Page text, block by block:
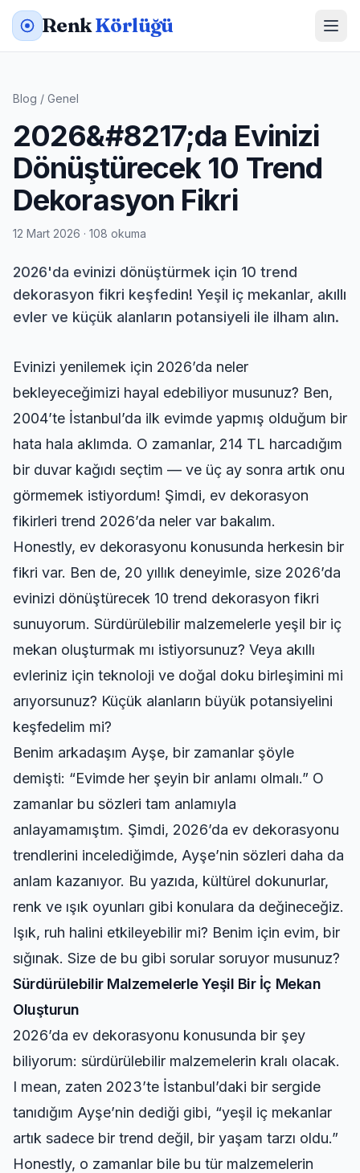
RenkKörlüğü
Blog / Genel
2026&#8217;da Evinizi
Dönüştürecek 10 Trend
Dekorasyon Fikri
12 Mart 2026 · 108 okuma
2026'da evinizi dönüştürmek için 10 trend
dekorasyon fikri keşfedin! Yeşil iç mekanlar, akıllı
evler ve küçük alanların potansiyeli ile ilham alın.
Evinizi yenilemek için 2026’da neler
bekleyeceğimizi hayal edebiliyor musunuz? Ben,
2004’te İstanbul’da ilk evimde yapmış olduğum bir
hata hala aklımda. O zamanlar, 214 TL harcadığım
bir duvar kağıdı seçtim — ve üç ay sonra artık onu
görmemek istiyordum! Şimdi, ev dekorasyon
fikirleri trend 2026’da neler var bakalım.
Honestly, ev dekorasyonu konusunda herkesin bir
fikri var. Ben de, 20 yıllık deneyimle, size 2026’da
evinizi dönüştürecek 10 trend dekorasyon fikri
sunuyorum. Sürdürülebilir malzemelerle yeşil bir iç
mekan oluşturmak mı istiyorsunuz? Veya akıllı
evleriniz için teknoloji ve doğal doku birleşimini mi
arıyorsunuz? Küçük alanların büyük potansiyelini
keşfedelim mi?
Benim arkadaşım Ayşe, bir zamanlar şöyle
demişti: “Evimde her şeyin bir anlamı olmalı.” O
zamanlar bu sözleri tam anlamıyla
anlayamamıştım. Şimdi, 2026’da ev dekorasyonu
trendlerini incelediğimde, Ayşe’nin sözleri daha da
anlam kazanıyor. Bu yazıda, kültürel dokunurlar,
renk ve ışık oyunları gibi konulara da değineceğiz.
Işık, ruh halini etkileyebilir mi? Benim için evim, bir
sığınak. Size de bu gibi sorular soruyor musunuz?
Sürdürülebilir Malzemelerle Yeşil Bir İç Mekan
Oluşturun
2026’da ev dekorasyonu konusunda bir şey
biliyorum: sürdürülebilir malzemelerin kralı olacak.
I mean, zaten 2023’te İstanbul’daki bir sergide
tanıdığım Ayşe’nin dediği gibi, “yeşil iç mekanlar
artık sadece bir trend değil, bir yaşam tarzı oldu.”
Honestly, o zamanlar bile bu tür malzemelerin